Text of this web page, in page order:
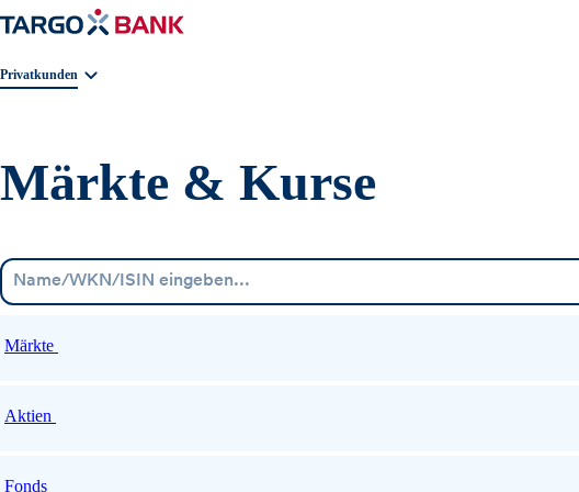
Geschäftsbereichnavigation. Aktuelle Auswahl:
Privatkunden
Märkte & Kurse
Märkte
Aktien
Fonds